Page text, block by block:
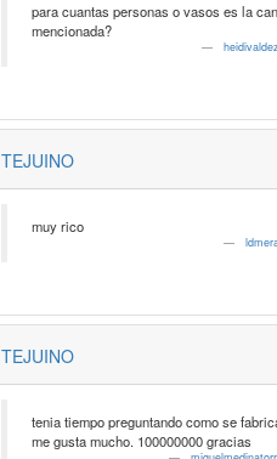
para cuantas personas o vasos es la
mencionada?
TEJUINO
muy rico
TEJUINO
tenia tiempo preguntando como se
me gusta mucho. 100000000 gracias